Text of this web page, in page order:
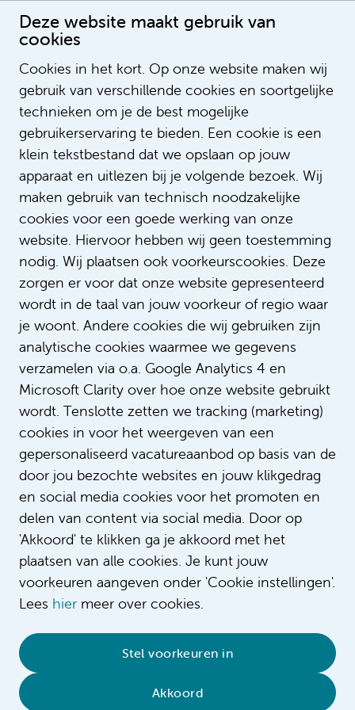
Deze website maakt gebruik van
cookies
Cookies in het kort. Op onze website maken wij
gebruik van verschillende cookies en soortgelijke
technieken om je de best mogelijke
gebruikerservaring te bieden. Een cookie is een
klein tekstbestand dat we opslaan op jouw
apparaat en uitlezen bij je volgende bezoek. Wij
maken gebruik van technisch noodzakelijke
cookies voor een goede werking van onze
website. Hiervoor hebben wij geen toestemming
nodig. Wij plaatsen ook voorkeurscookies. Deze
zorgen er voor dat onze website gepresenteerd
wordt in de taal van jouw voorkeur of regio waar
je woont. Andere cookies die wij gebruiken zijn
analytische cookies waarmee we gegevens
verzamelen via o.a. Google Analytics 4 en
Microsoft Clarity over hoe onze website gebruikt
wordt. Tenslotte zetten we tracking (marketing)
cookies in voor het weergeven van een
gepersonaliseerd vacatureaanbod op basis van de
door jou bezochte websites en jouw klikgedrag
en social media cookies voor het promoten en
delen van content via social media. Door op
'Akkoord' te klikken ga je akkoord met het
plaatsen van alle cookies. Je kunt jouw
voorkeuren aangeven onder 'Cookie instellingen'.
Lees hier meer over cookies.
Stel voorkeuren in
Akkoord
Verpleegkundige op de Cardiac Care Unit (CCU)
Publication date: 26-7-2022 00:00:00
LegendSorting
ListOrderValue
LegendNotification
LegendContent
SubTitle
ImageUrl
https://i.ytimg.com/vi/
VideoID
https://www.youtube.com/watch?
v=WLzyOCqDAgw
AspectRatio
200_113
LinkTitle
LinkUrl
LinkTarget
_self
Intro
Als cardiac care verpleegkundige bij
UMC werk je op de Hartbewaking
Harthulp (EHH). Samen met je
acute patiënten op- en over en lever
In dit filmpje krijg je een digitale
splinternieuwe afdeling.
Cookieverklaring • Sitemap